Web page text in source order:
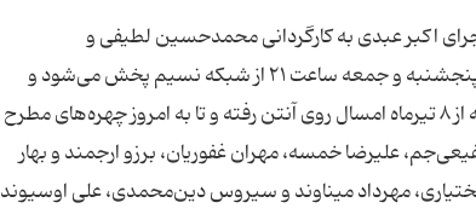
اکبر عبدی به کارگردانی محمدحسین لطیفی و
تهیه‌کنندگی سید کمال طباطبایی و جواد فرحانی است که هر هفته پنجشنبه و جمعه ساعت ۲۱ از شبکه نسیم پخش می‌شود و
بازپخش آن روز بعد ساعت ۹:۳۰ صبح و ۱۵ بعدازظهر است این برنامه از ۸ تیرماه امسال روی آنتن رفته و تا به امروز چهره‌های مطرح
علیرضا خمسه، مهران غفوریان، برزو ارجمند و بهار
مهرداد میناوند و سیروس دین‌محمدی، علی اوسیوند